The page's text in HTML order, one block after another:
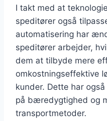
I takt med at
speditører også
automatisering har
speditører arbejder,
dem at tilbyde mere
omkostningseffektive
kunder. Dette har
på bæredygtighed og
transportmetoder.